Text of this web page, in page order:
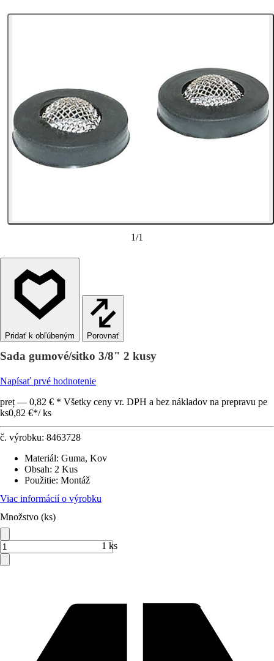
1/1
Porovnať
Sada gumové/sitko 3/8" 2 kusy
Napísať prvé hodnotenie
preț — 0,82 € * Všetky ceny vr. DPH a bez nákladov na prepravu pe
ks0,82 €*/ ks
č. výrobku: 8463728
Materiál: Guma, Kov
Obsah: 2 Kus
Použitie: Montáž
Viac informácií o výrobku
Množstvo (ks)
1 ks